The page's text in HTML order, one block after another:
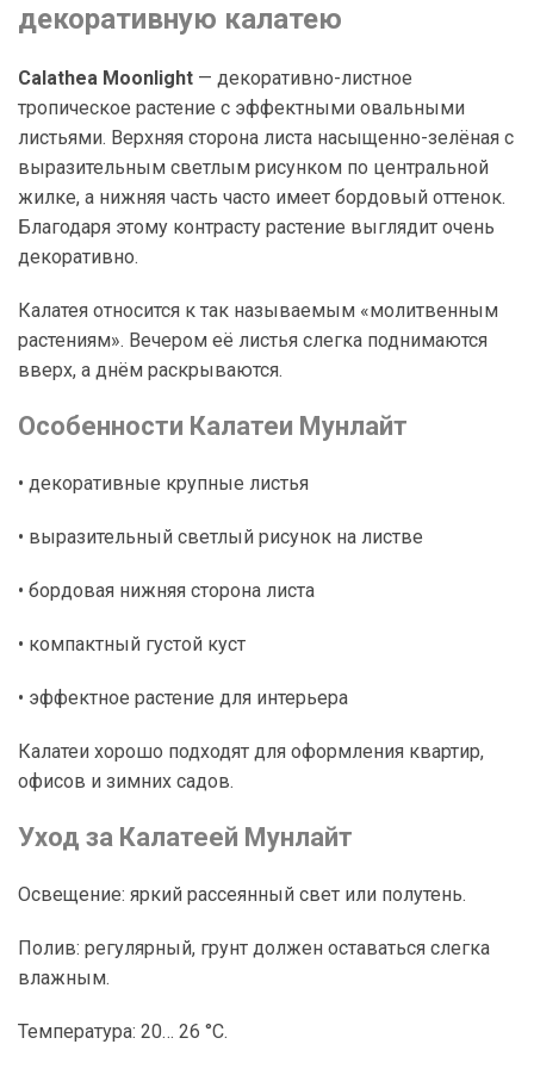
декоративную калатею
Calathea Moonlight — декоративно-листное
тропическое растение с эффектными овальными
листьями. Верхняя сторона листа насыщенно-зелёная с
выразительным светлым рисунком по центральной
жилке, а нижняя часть часто имеет бордовый оттенок.
Благодаря этому контрасту растение выглядит очень
декоративно.
Калатея относится к так называемым «молитвенным
растениям». Вечером её листья слегка поднимаются
вверх, а днём раскрываются.
Особенности Калатеи Мунлайт
• декоративные крупные листья
• выразительный светлый рисунок на листве
• бордовая нижняя сторона листа
• компактный густой куст
• эффектное растение для интерьера
Калатеи хорошо подходят для оформления квартир,
офисов и зимних садов.
Уход за Калатеей Мунлайт
Освещение: яркий рассеянный свет или полутень.
Полив: регулярный, грунт должен оставаться слегка
влажным.
Температура: 20… 26 °C.